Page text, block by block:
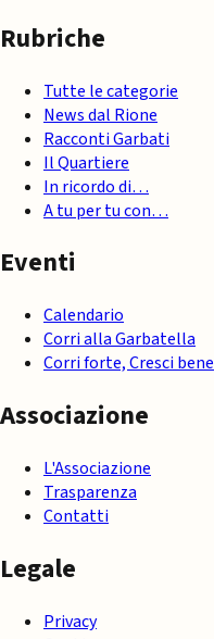
Rubriche
Tutte le categorie
News dal Rione
Racconti Garbati
Il Quartiere
In ricordo di…
A tu per tu con…
Eventi
Calendario
Corri alla Garbatella
Corri forte, Cresci bene
Associazione
L'Associazione
Trasparenza
Contatti
Legale
Privacy